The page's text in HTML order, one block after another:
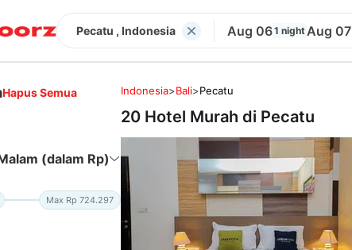
Pecatu , Indonesia Aug 061 night Aug 07
Hapus Semua
(dalam Rp)
Max Rp 724.297
Indonesia>Bali>Pecatu
20 Hotel Murah di Pecatu